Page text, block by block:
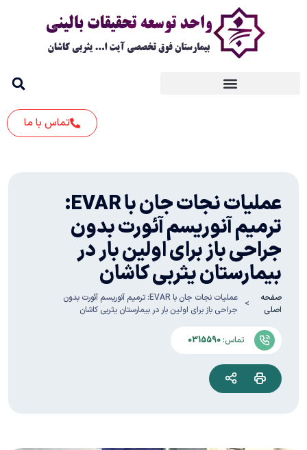
تماس با ما
عملیات نجات جان با EVAR:
ترمیم آنوریسم آئورت بدون
جراحی باز برای اولین بار در
بیمارستان یثربی کاشان
صفحه
اصلی
عملیات نجات جان با EVAR: ترمیم آنوریسم آئورت بدون
جراحی باز برای اولین بار در بیمارستان یثربی کاشان
تماس: 0315590